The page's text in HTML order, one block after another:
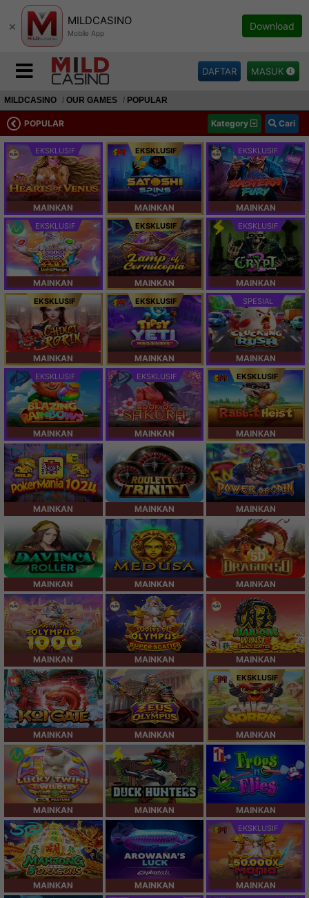
× MILDCASINO
Mobile App
Download
DAFTAR MASUK
MILDCASINO OUR GAMES POPULAR
POPULAR Kategory Cari
EKSKLUSIF
MAINKAN
EKSKLUSIF
MAINKAN
EKSKLUSIF
MAINKAN
EKSKLUSIF
MAINKAN
EKSKLUSIF
MAINKAN
EKSKLUSIF
MAINKAN
EKSKLUSIF
MAINKAN
EKSKLUSIF
MAINKAN
SPESIAL
MAINKAN
EKSKLUSIF
MAINKAN
EKSKLUSIF
MAINKAN
EKSKLUSIF
MAINKAN
MAINKAN MAINKAN MAINKAN
MAINKAN MAINKAN MAINKAN
MAINKAN MAINKAN MAINKAN
MAINKAN MAINKAN
EKSKLUSIF
MAINKAN
MAINKAN MAINKAN MAINKAN
MAINKAN MAINKAN
EKSKLUSIF
MAINKAN